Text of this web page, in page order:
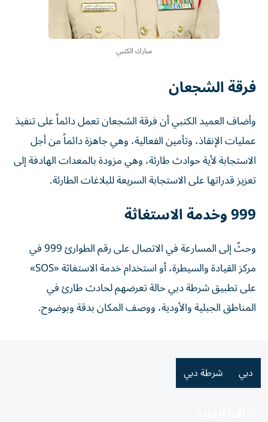
مبارك الكتبي
فرقة الشجعان
وأضاف العميد الكتبي أن فرقة الشجعان تعمل دائماً على تنفيذ
عمليات الإنقاذ، وتأمين الفعالية، وهي جاهزة دائماً من أجل
الاستجابة لأية حوادث طارئة، وهي مزودة بالمعدات الهادفة إلى
تعزيز قدراتها على الاستجابة السريعة للبلاغات الطارئة.
999 وخدمة الاستغاثة
وحثّ إلى المسارعة في الاتصال على رقم الطوارئ 999 في
مركز القيادة والسيطرة، أو استخدام خدمة الاستغاثة «SOS»
على تطبيق شرطة دبي حالة تعرضهم لحادث طارئ في
المناطق الجبلية والأودية، ووصف المكان بدقة وبوضوح.
دبي شرطة دبي